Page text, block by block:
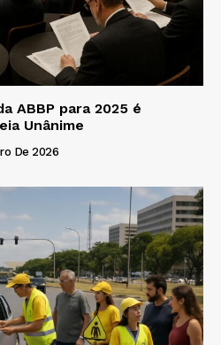
ABBP para 2025 é
Unânime
De 2026